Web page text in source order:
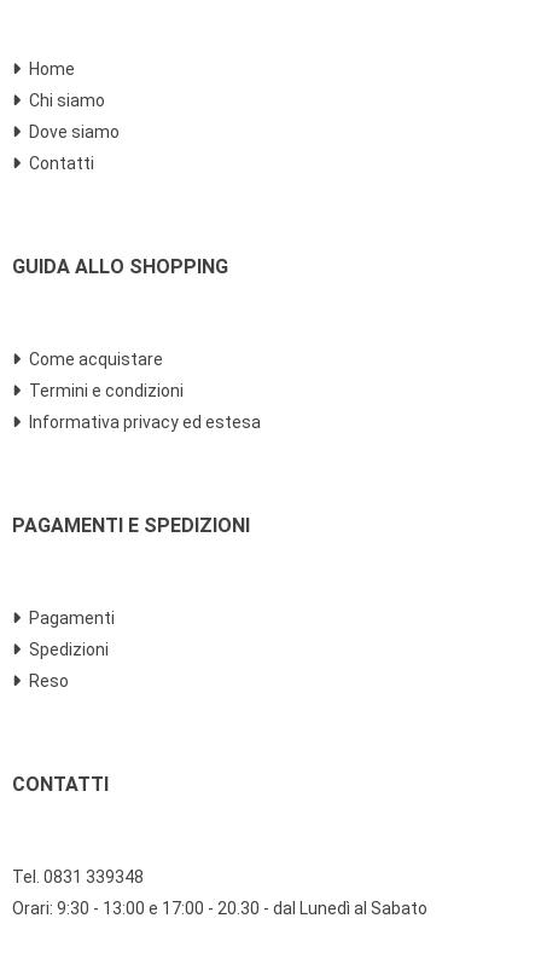
Home
Chi siamo
Dove siamo
Contatti
GUIDA ALLO SHOPPING
Come acquistare
Termini e condizioni
Informativa privacy ed estesa
PAGAMENTI E SPEDIZIONI
Pagamenti
Spedizioni
Reso
CONTATTI
Tel. 0831 339348
Orari: 9:30 - 13:00 e 17:00 - 20.30 - dal Lunedì al Sabato